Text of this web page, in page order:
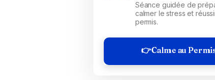
Séance guidée de
calmer le stress et
permis.
👉Calme au